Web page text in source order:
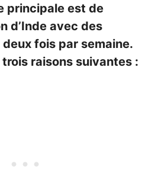
principale est de
d’Inde avec des
fois par semaine.
raisons suivantes :